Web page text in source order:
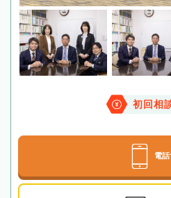
初回相
電話